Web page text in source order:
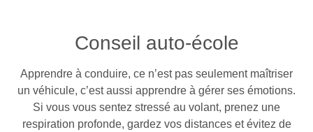
Conseil auto-école
Apprendre à conduire, ce n’est pas seulement maîtriser
un véhicule, c’est aussi apprendre à gérer ses émotions.
Si vous vous sentez stressé au volant, prenez une
respiration profonde, gardez vos distances et évitez de